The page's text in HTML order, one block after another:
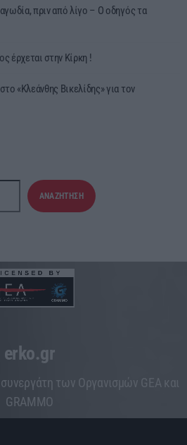
πριν από λίγο – Ο οδηγός τα
έρχεται στην Κίρκη !
«Κλεάνθης Βικελίδης» για τον
ΑΝΑΖΉΤΗΣΗ
erko.gr
των Οργανισμών GEA και
GRAMMO